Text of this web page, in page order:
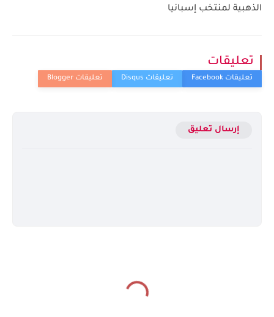
الذهبية لمنتخب إسبانيا
تعليقات
إرسال تعليق